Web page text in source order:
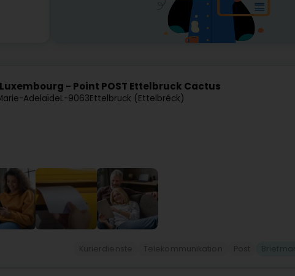
Luxembourg - Point POST Ettelbruck Cactus
AdelaïdeL-9063Ettelbruck (Ettelbréck)